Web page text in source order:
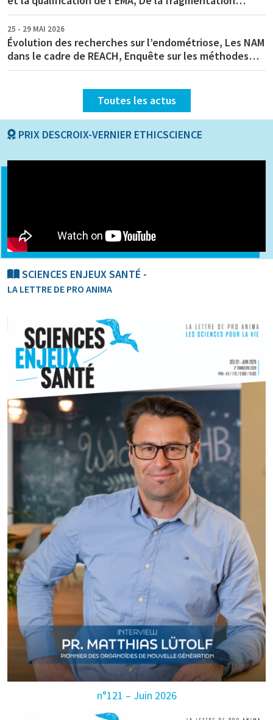
25 - 29 MAI 2026
Évolution des recherches sur l’endométriose, Les NAM
dans le cadre de REACH, Enquête sur les méthodes…
Toutes les actus
PRIX DESCROIX-VERNIER ETHICSCIENCE
SCIENCES ENJEUX SANTÉ -
LA LETTRE DE PRO ANIMA
n°121 – Juin 2026